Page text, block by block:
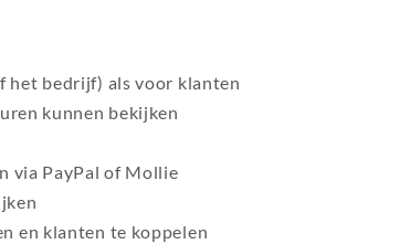
het bedrijf) als voor klanten
kunnen bekijken
via PayPal of Mollie
en klanten te koppelen